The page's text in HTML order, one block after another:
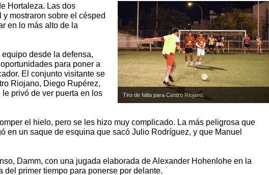
Tiro de falta para Centro Riojano.
Hortaleza. Las dos
mostraron sobre el césped
en lo más alto de la
desde la defensa,
para poner a
El conjunto visitante se
Riojano, Diego Rupérez,
privó de ver puerta en los
el hielo, pero se les hizo muy complicado. La más peligrosa que
en un saque de esquina que sacó Julio Rodríguez, y que Manuel
Damm, con una jugada elaborada de Alexander Hohenlohe en la
del primer tiempo para ponerse por delante.